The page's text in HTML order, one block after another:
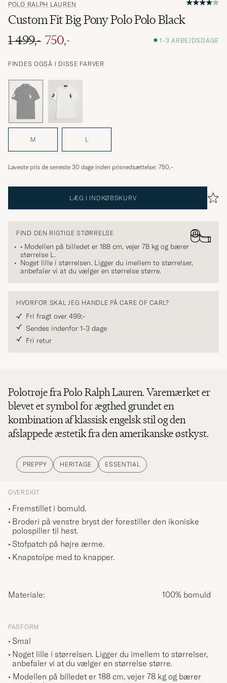
POLO RALPH LAUREN
Custom Fit Big Pony Polo Polo Black
Ordinary pris
1 499,-
Nedsat pris
750,- 1-3 ARBEJDSDAGE
FINDES OGSÅ I DISSE FARVER
M L
Laveste pris de seneste 30 dage inden prisnedsættelse: 750,-
LÆG I INDKØBSKURV
FIND DEN RIGTIGE STØRRELSE
• Modellen på billedet er 188 cm, vejer 78 kg og bærer
størrelse L.
Noget lille i størrelsen. Ligger du imellem to størrelser,
anbefaler vi at du vælger en størrelse større.
HVORFOR SKAL JEG HANDLE PÅ CARE OF CARL?
Fri fragt over 499;-
Sendes indenfor 1-3 dage
Fri retur
Polotrøje fra Polo Ralph Lauren. Varemærket er
blevet et symbol for ægthed grundet en
kombination af klassisk engelsk stil og den
afslappede æstetik fra den amerikanske østkyst.
PREPPY HERITAGE ESSENTIAL
OVERSIGT
Fremstillet i bomuld.
Broderi på venstre bryst der forestiller den ikoniske
polospiller til hest.
Stofpatch på højre ærme.
Knapstolpe med to knapper.
Materiale: 100% bomuld
PASFORM
Smal
Noget lille i størrelsen. Ligger du imellem to størrelser,
anbefaler vi at du vælger en størrelse større.
• Modellen på billedet er 188 cm, vejer 78 kg og bærer